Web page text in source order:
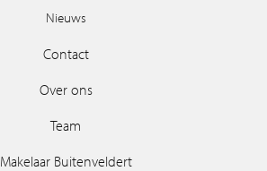
Nieuws
Contact
Over ons
Team
Makelaar Buitenveldert